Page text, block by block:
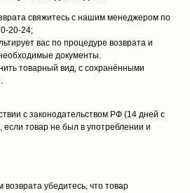
свяжитесь с нашим менеджером по
вас по процедуре возврата и
документы.
товарный вид, с сохранёнными
с законодательством РФ (14 дней с
товар не был в употреблении и
убедитесь, что товар